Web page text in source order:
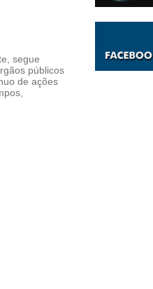
segue
públicos
de ações